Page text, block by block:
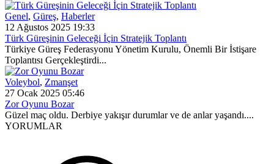
Genel, Güreş, Haberler
12 Ağustos 2025 19:33
Türk Güreşinin Geleceği İçin Stratejik Toplantı
Türkiye Güreş Federasyonu Yönetim Kurulu, Önemli Bir İstişare
Toplantısı Gerçekleştirdi...
Voleybol, Zmanşet
27 Ocak 2025 05:46
Zor Oyunu Bozar
Güzel maç oldu. Derbiye yakışır durumlar ve de anlar yaşandı....
YORUMLAR